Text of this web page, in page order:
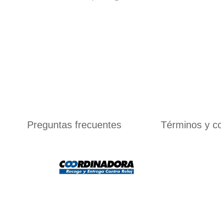
Preguntas frecuentes Términos y